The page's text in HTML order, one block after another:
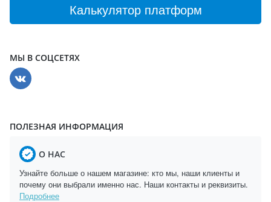
Калькулятор платформ
МЫ В СОЦСЕТЯХ
ПОЛЕЗНАЯ ИНФОРМАЦИЯ
О НАС
Узнайте больше о нашем магазине: кто мы, наши клиенты и
почему они выбрали именно нас. Наши контакты и реквизиты.
Подробнее